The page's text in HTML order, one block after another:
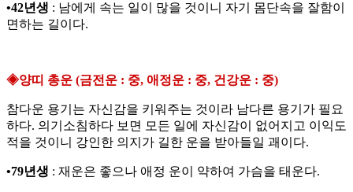
•42년생 : 남에게 속는 일이 많을 것이니 자기 몸단속을 잘함이
면하는 길이다.
◈양띠 총운 (금전운 : 중, 애정운 : 중, 건강운 : 중)
참다운 용기는 자신감을 키워주는 것이라 남다른 용기가 필요
하다. 의기소침하다 보면 모든 일에 자신감이 없어지고 이익도
적을 것이니 강인한 의지가 길한 운을 받아들일 괘이다.
•79년생 : 재운은 좋으나 애정 운이 약하여 가슴을 태운다.